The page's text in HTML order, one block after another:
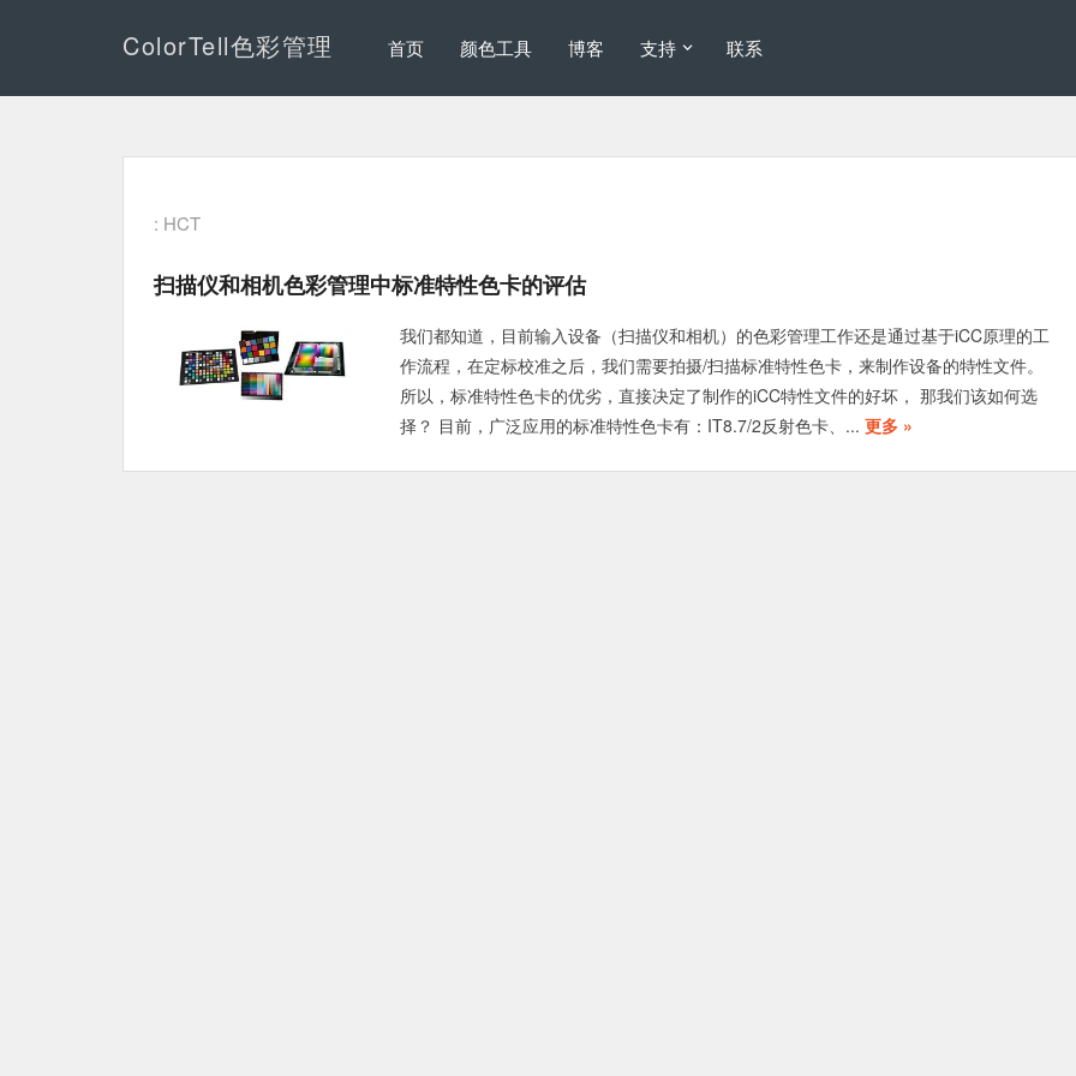
ColorTell色彩管理 首页 颜色工具 博客 支持 联系
: HCT
扫描仪和相机色彩管理中标准特性色卡的评估
我们都知道，目前输入设备（扫描仪和相机）的色彩管理工作还是通过基于iCC原理的工
作流程，在定标校准之后，我们需要拍摄/扫描标准特性色卡，来制作设备的特性文件。
所以，标准特性色卡的优劣，直接决定了制作的iCC特性文件的好坏， 那我们该如何选
择？ 目前，广泛应用的标准特性色卡有：IT8.7/2反射色卡、... 更多 »